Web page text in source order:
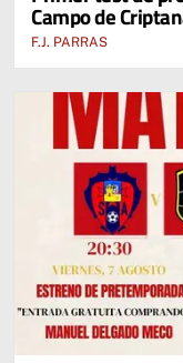
Campo de
F.J. PARRAS